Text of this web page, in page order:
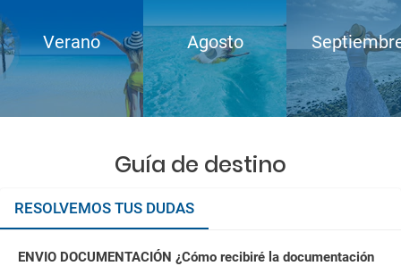
Verano Agosto
Guía de destino
RESOLVEMOS TUS DUDAS
ENVIO DOCUMENTACIÓN ¿Cómo recibiré la documentación